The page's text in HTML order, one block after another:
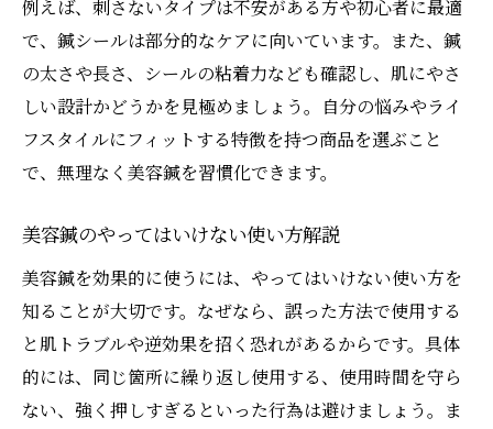
例えば、刺さないタイプは不安がある方や初心者に最適
で、鍼シールは部分的なケアに向いています。また、鍼
の太さや長さ、シールの粘着力なども確認し、肌にやさ
しい設計かどうかを見極めましょう。自分の悩みやライ
フスタイルにフィットする特徴を持つ商品を選ぶこと
で、無理なく美容鍼を習慣化できます。
美容鍼のやってはいけない使い方解説
美容鍼を効果的に使うには、やってはいけない使い方を
知ることが大切です。なぜなら、誤った方法で使用する
と肌トラブルや逆効果を招く恐れがあるからです。具体
的には、同じ箇所に繰り返し使用する、使用時間を守ら
ない、強く押しすぎるといった行為は避けましょう。ま